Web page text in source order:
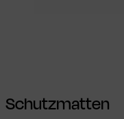
Schutzmatten